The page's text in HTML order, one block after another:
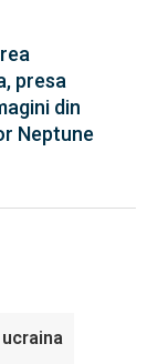
presa
din
Neptune
ucraina